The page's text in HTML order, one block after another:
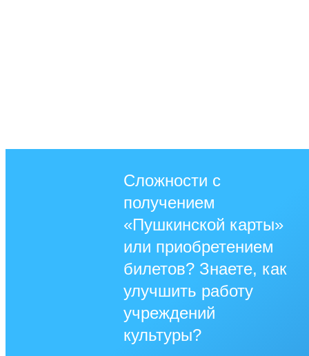
Сложности с
получением
«Пушкинской карты»
или приобретением
билетов? Знаете, как
улучшить работу
учреждений
культуры?